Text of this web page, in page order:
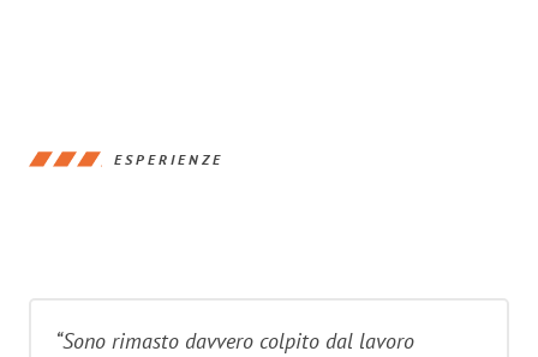
ESPERIENZE
“Sono rimasto davvero colpito dal lavoro